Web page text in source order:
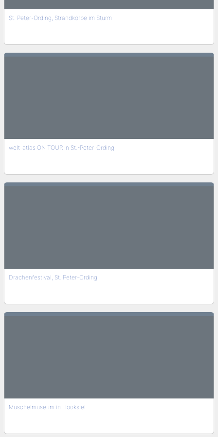
St. Peter-Ording, Strandkörbe im Sturm
welt-atlas ON TOUR in St.-Peter-Ording
Drachenfestival, St. Peter-Ording
Muschelmuseum in Hooksiel